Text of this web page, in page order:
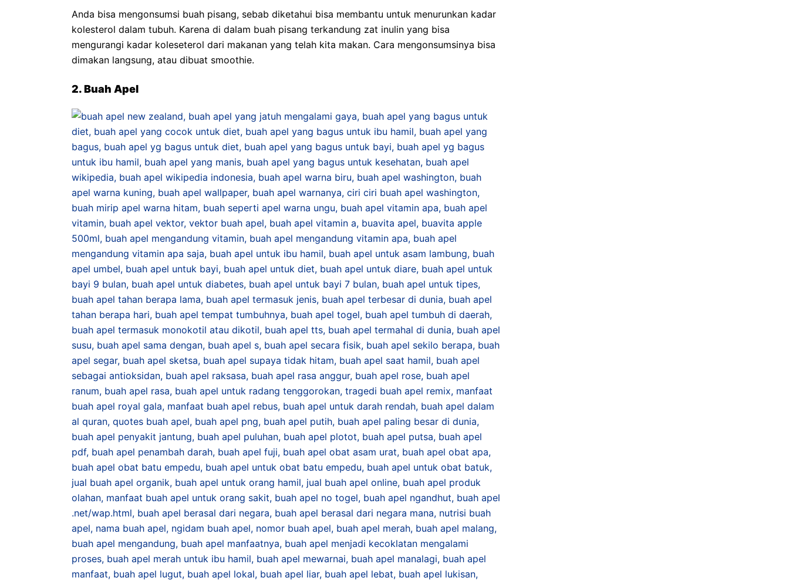
Anda bisa mengonsumsi buah pisang, sebab diketahui bisa membantu untuk menurunkan kadar
kolesterol dalam tubuh. Karena di dalam buah pisang terkandung zat inulin yang bisa
mengurangi kadar koleseterol dari makanan yang telah kita makan. Cara mengonsumsinya bisa
dimakan langsung, atau dibuat smoothie.
2. Buah Apel